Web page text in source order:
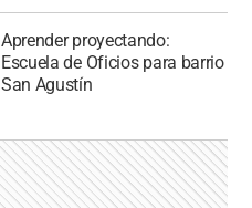
Aprender proyectando:
Escuela de Oficios para barrio
San Agustín